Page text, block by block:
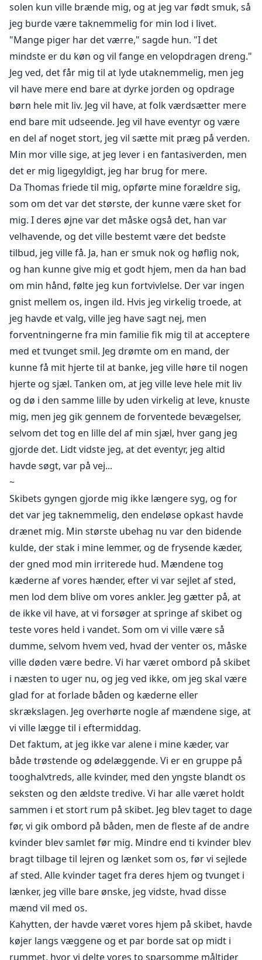
mig? Hvorfor føler jeg mig pludselig tryg, når deres
øjne er på mig? Jeg har officielt mistet forstanden.
Advarsel: denne bog indeholder stærkt seksuelt
indhold og stærkt sprog.
solen kun ville brænde mig, og at jeg var født smuk, så
jeg burde være taknemmelig for min lod i livet.
"Mange piger har det værre," sagde hun. "I det
mindste er du køn og vil fange en velopdragen dreng."
Jeg ved, det får mig til at lyde utaknemmelig, men jeg
vil have mere end bare at dyrke jorden og opdrage
børn hele mit liv. Jeg vil have, at folk værdsætter mere
end bare mit udseende. Jeg vil have eventyr og være
en del af noget stort, jeg vil sætte mit præg på verden.
Min mor ville sige, at jeg lever i en fantasiverden, men
det er mig ligegyldigt, jeg har brug for mere.
Da Thomas friede til mig, opførte mine forældre sig,
som om det var det største, der kunne være sket for
mig. I deres øjne var det måske også det, han var
velhavende, og det ville bestemt være det bedste
tilbud, jeg ville få. Ja, han er smuk nok og høflig nok,
og han kunne give mig et godt hjem, men da han bad
om min hånd, følte jeg kun fortvivlelse. Der var ingen
gnist mellem os, ingen ild. Hvis jeg virkelig troede, at
jeg havde et valg, ville jeg have sagt nej, men
forventningerne fra min familie fik mig til at acceptere
med et tvunget smil. Jeg drømte om en mand, der
kunne få mit hjerte til at banke, jeg ville høre til nogen
hjerte og sjæl. Tanken om, at jeg ville leve hele mit liv
og dø i den samme lille by uden virkelig at leve, knuste
mig, men jeg gik gennem de forventede bevægelser,
selvom det tog en lille del af min sjæl, hver gang jeg
gjorde det. Lidt vidste jeg, at det eventyr, jeg altid
havde søgt, var på vej...
~
Skibets gyngen gjorde mig ikke længere syg, og for
det var jeg taknemmelig, den endeløse opkast havde
drænet mig. Min største ubehag nu var den bidende
kulde, der stak i mine lemmer, og de frysende kæder,
der gned mod min irriterede hud. Mændene tog
kæderne af vores hænder, efter vi var sejlet af sted,
men lod dem blive om vores ankler. Jeg gætter på, at
de ikke vil have, at vi forsøger at springe af skibet og
teste vores held i vandet. Som om vi ville være så
dumme, selvom hvem ved, hvad der venter os, måske
ville døden være bedre. Vi har været ombord på skibet
i næsten to uger nu, og jeg ved ikke, om jeg skal være
glad for at forlade båden og kæderne eller
skrækslagen. Jeg overhørte nogle af mændene sige, at
vi ville lægge til i eftermiddag.
Det faktum, at jeg ikke var alene i mine kæder, var
både trøstende og ødelæggende. Vi er en gruppe på
tooghalvtreds, alle kvinder, med den yngste blandt os
seksten og den ældste tredive. Vi har alle været holdt
sammen i et stort rum på skibet. Jeg blev taget to dage
før, vi gik ombord på båden, men de fleste af de andre
kvinder blev samlet før mig. Mindre end ti kvinder blev
bragt tilbage til lejren og lænket som os, før vi sejlede
af sted. Alle kvinder taget fra deres hjem og tvunget i
lænker, jeg ville bare ønske, jeg vidste, hvad disse
mænd vil med os.
Kahytten, der havde været vores hjem på skibet, havde
køjer langs væggene og et par borde sat op midt i
rummet, hvor vi delte vores to sparsomme måltider